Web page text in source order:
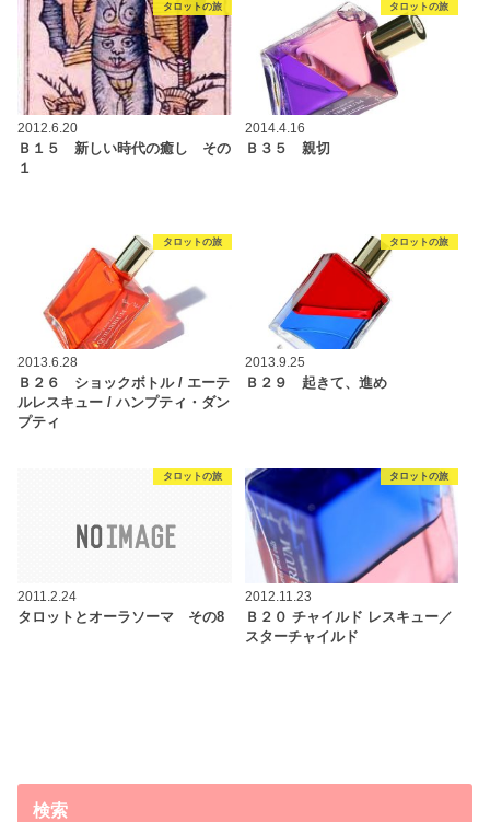
タロットの旅
2012.6.20
Ｂ１５ 新しい時代の癒し その
１
タロットの旅
2014.4.16
Ｂ３５ 親切
タロットの旅
2013.6.28
Ｂ２６ ショックボトル / エーテ
ルレスキュー / ハンプティ・ダン
プティ
タロットの旅
2013.9.25
Ｂ２９ 起きて、進め
タロットの旅
2011.2.24
タロットとオーラソーマ その8
タロットの旅
2012.11.23
Ｂ２０ チャイルド レスキュー／
スターチャイルド
検索